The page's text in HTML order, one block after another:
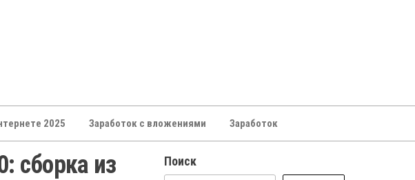
2025 Заработок с вложениями Заработок
сборка из
Поиск